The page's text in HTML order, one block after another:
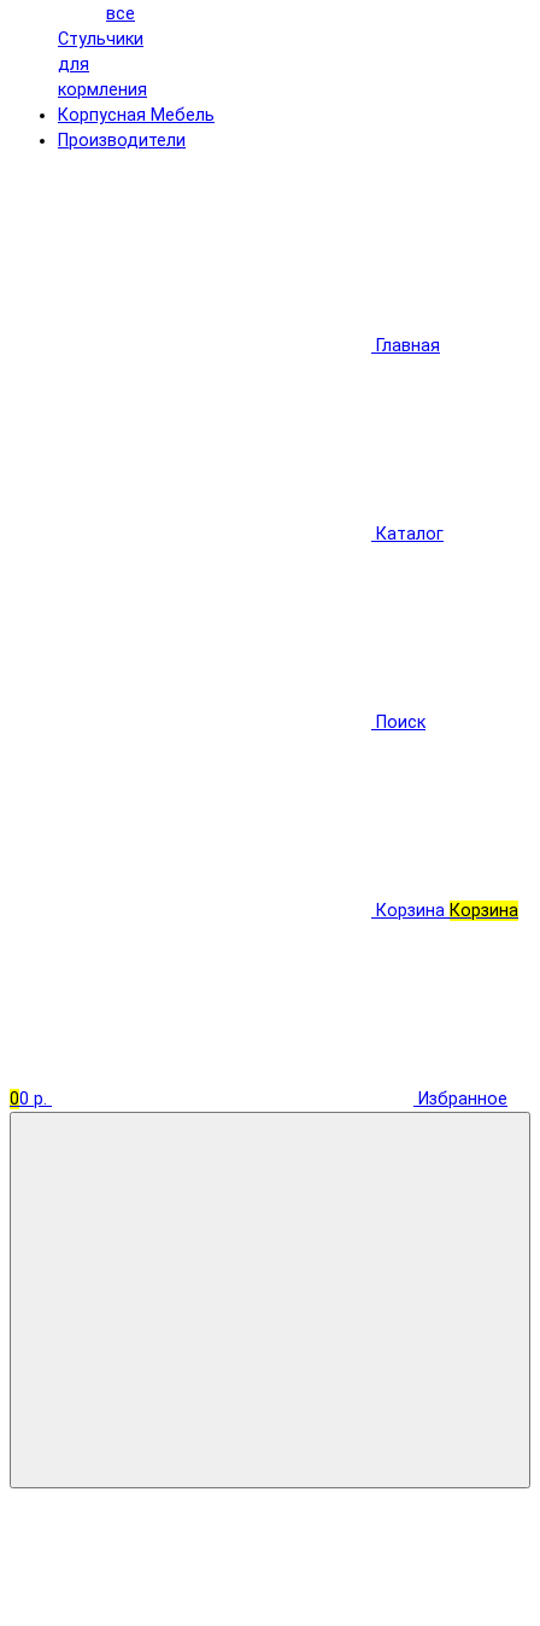
все
Стульчики
для
кормления
Корпусная Мебель
Производители
Главная
Каталог
Поиск
Корзина Корзина
00 р. Избранное